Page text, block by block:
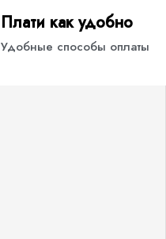
Плати как удобно
Удобные способы оплаты